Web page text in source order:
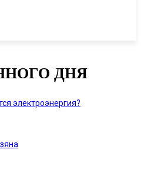
ДНЯ
электроэнергия?